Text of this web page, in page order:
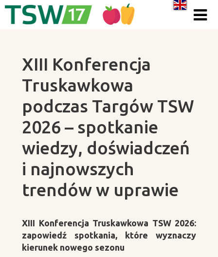
Skip to content
XIII Konferencja
Truskawkowa
podczas Targów TSW
2026 – spotkanie
wiedzy, doświadczeń
i najnowszych
trendów w uprawie
XIII Konferencja Truskawkowa TSW 2026:
zapowiedź spotkania, które wyznaczy
kierunek nowego sezonu